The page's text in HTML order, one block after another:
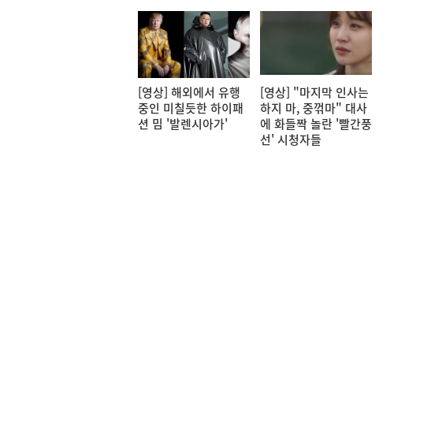
[영상] 해외에서 유행
중인 미칠듯한 하이패
션 밈 '발렌시아가'
[영상] "마지막 인사는
하지 마, 중꺾마" 대사
에 화들짝 놀란 '빨간풍
선' 시청자들